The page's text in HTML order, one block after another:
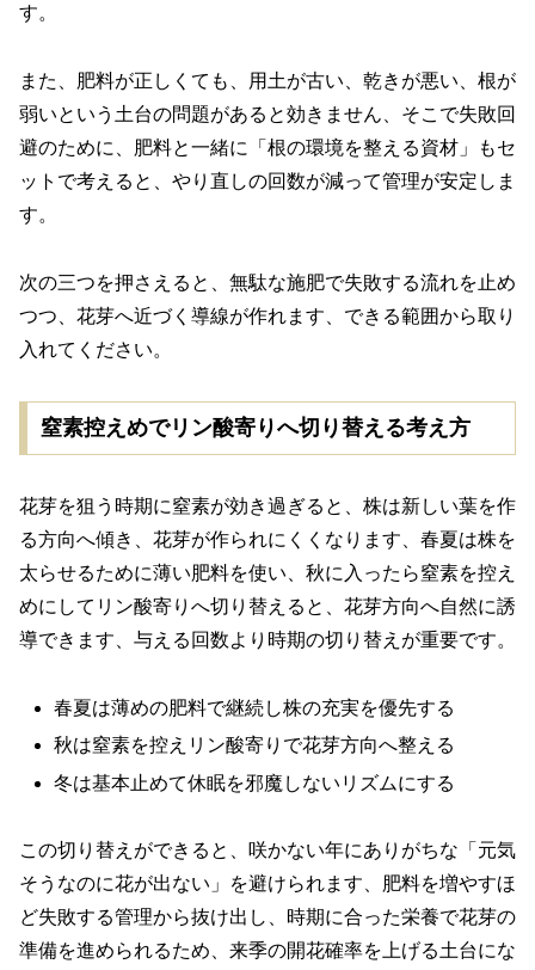
す。
また、肥料が正しくても、用土が古い、乾きが悪い、根が
弱いという土台の問題があると効きません、そこで失敗回
避のために、肥料と一緒に「根の環境を整える資材」もセ
ットで考えると、やり直しの回数が減って管理が安定しま
す。
次の三つを押さえると、無駄な施肥で失敗する流れを止め
つつ、花芽へ近づく導線が作れます、できる範囲から取り
入れてください。
窒素控えめでリン酸寄りへ切り替える考え方
花芽を狙う時期に窒素が効き過ぎると、株は新しい葉を作
る方向へ傾き、花芽が作られにくくなります、春夏は株を
太らせるために薄い肥料を使い、秋に入ったら窒素を控え
めにしてリン酸寄りへ切り替えると、花芽方向へ自然に誘
導できます、与える回数より時期の切り替えが重要です。
春夏は薄めの肥料で継続し株の充実を優先する
秋は窒素を控えリン酸寄りで花芽方向へ整える
冬は基本止めて休眠を邪魔しないリズムにする
この切り替えができると、咲かない年にありがちな「元気
そうなのに花が出ない」を避けられます、肥料を増やすほ
ど失敗する管理から抜け出し、時期に合った栄養で花芽の
準備を進められるため、来季の開花確率を上げる土台にな